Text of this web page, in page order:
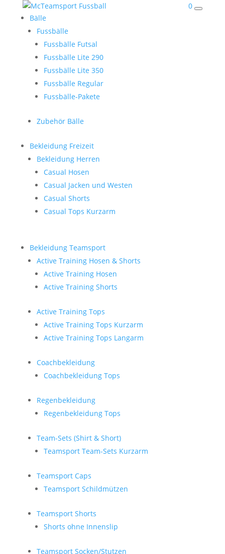
0
Bälle
Fussbälle
Fussbälle Futsal
Fussbälle Lite 290
Fussbälle Lite 350
Fussbälle Regular
Fussbälle-Pakete
Zubehör Bälle
Bekleidung Freizeit
Bekleidung Herren
Casual Hosen
Casual Jacken und Westen
Casual Shorts
Casual Tops Kurzarm
Bekleidung Teamsport
Active Training Hosen & Shorts
Active Training Hosen
Active Training Shorts
Active Training Tops
Active Training Tops Kurzarm
Active Training Tops Langarm
Coachbekleidung
Coachbekleidung Tops
Regenbekleidung
Regenbekleidung Tops
Team-Sets (Shirt & Short)
Teamsport Team-Sets Kurzarm
Teamsport Caps
Teamsport Schildmützen
Teamsport Shorts
Shorts ohne Innenslip
Teamsport Socken/Stutzen